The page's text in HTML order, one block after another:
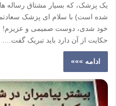
یک پزشک، که بسیار مشتاق رساله های
شده است) با سلام ای پزشک
خود شدی، دوست صمیمی و عزیزم!
حکایت از آن دارد باید تبریک گفت.…
ادامه »»»